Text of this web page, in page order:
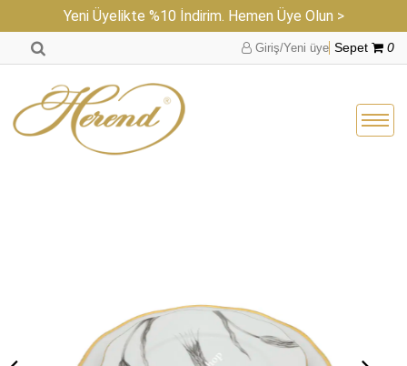
Yeni Üyelikte %10 İndirim. Hemen Üye Olun >
Giriş/Yeni üye Sepet 0